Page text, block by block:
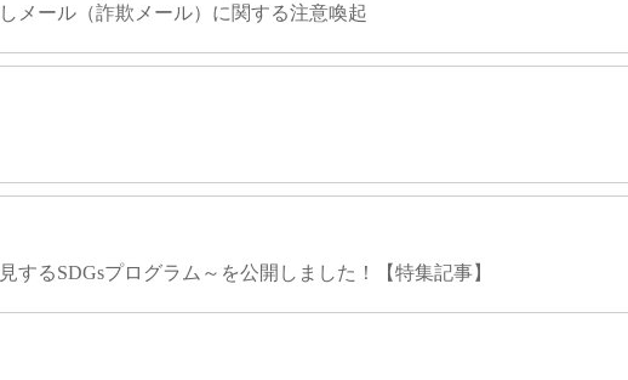
メール（詐欺メール）に関する注意喚起
するSDGsプログラム～を公開しました！【特集記事】